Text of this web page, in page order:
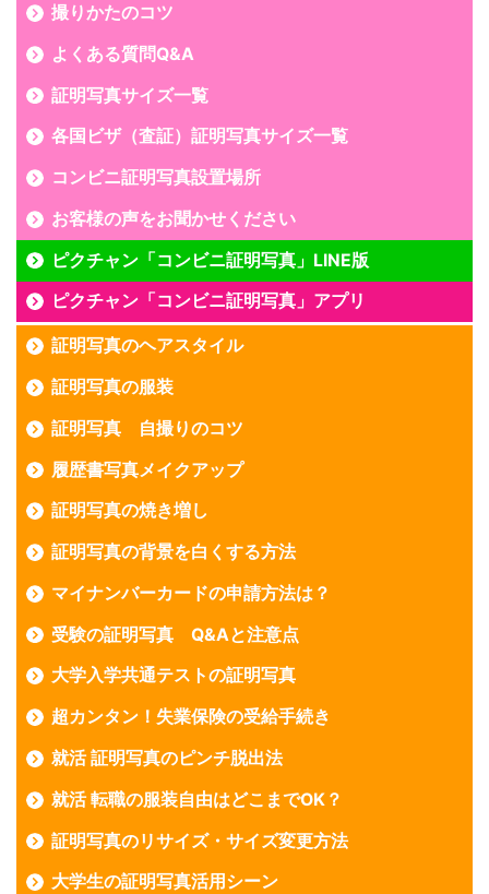
撮りかたのコツ
よくある質問Q&A
証明写真サイズ一覧
各国ビザ（査証）証明写真サイズ一覧
コンビニ証明写真設置場所
お客様の声をお聞かせください
ピクチャン「コンビニ証明写真」LINE版
ピクチャン「コンビニ証明写真」アプリ
証明写真のヘアスタイル
証明写真の服装
証明写真 自撮りのコツ
履歴書写真メイクアップ
証明写真の焼き増し
証明写真の背景を白くする方法
マイナンバーカードの申請方法は？
受験の証明写真 Q&Aと注意点
大学入学共通テストの証明写真
超カンタン！失業保険の受給手続き
就活 証明写真のピンチ脱出法
就活 転職の服装自由はどこまでOK？
証明写真のリサイズ・サイズ変更方法
大学生の証明写真活用シーン